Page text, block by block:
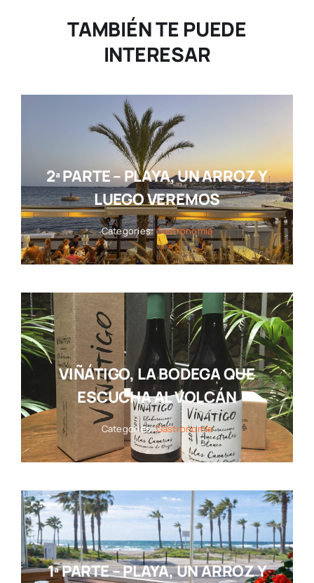
TAMBIÉN TE PUEDE
INTERESAR
2ª PARTE – PLAYA, UN ARROZ Y
LUEGO VEREMOS
Categories:Gastronomía
VIÑÁTIGO, LA BODEGA QUE
ESCUCHA AL VOLCÁN
Categories:Gastronomía
1ª PARTE – PLAYA, UN ARROZ Y